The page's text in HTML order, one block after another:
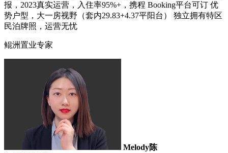
报，2023真实运营，入住率95%+，携程 Booking平台可订 优
势户型，大一房视野（套内29.83+4.37平阳台） 独立拥有特区
民泊牌照，运营无忧
鲲洲置业专家
Melody陈